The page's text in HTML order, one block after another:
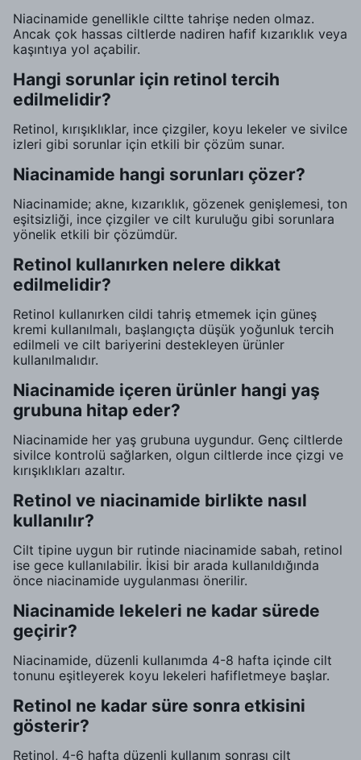
Niacinamide genellikle ciltte tahrişe neden olmaz.
Ancak çok hassas ciltlerde nadiren hafif kızarıklık veya
kaşıntıya yol açabilir.
Hangi sorunlar için retinol tercih
edilmelidir?
Retinol, kırışıklıklar, ince çizgiler, koyu lekeler ve sivilce
izleri gibi sorunlar için etkili bir çözüm sunar.
Niacinamide hangi sorunları çözer?
Niacinamide; akne, kızarıklık, gözenek genişlemesi, ton
eşitsizliği, ince çizgiler ve cilt kuruluğu gibi sorunlara
yönelik etkili bir çözümdür.
Retinol kullanırken nelere dikkat
edilmelidir?
Retinol kullanırken cildi tahriş etmemek için güneş
kremi kullanılmalı, başlangıçta düşük yoğunluk tercih
edilmeli ve cilt bariyerini destekleyen ürünler
kullanılmalıdır.
Niacinamide içeren ürünler hangi yaş
grubuna hitap eder?
Niacinamide her yaş grubuna uygundur. Genç ciltlerde
sivilce kontrolü sağlarken, olgun ciltlerde ince çizgi ve
kırışıklıkları azaltır.
Retinol ve niacinamide birlikte nasıl
kullanılır?
Cilt tipine uygun bir rutinde niacinamide sabah, retinol
ise gece kullanılabilir. İkisi bir arada kullanıldığında
önce niacinamide uygulanması önerilir.
Niacinamide lekeleri ne kadar sürede
geçirir?
Niacinamide, düzenli kullanımda 4-8 hafta içinde cilt
tonunu eşitleyerek koyu lekeleri hafifletmeye başlar.
Retinol ne kadar süre sonra etkisini
gösterir?
Retinol, 4-6 hafta düzenli kullanım sonrası cilt